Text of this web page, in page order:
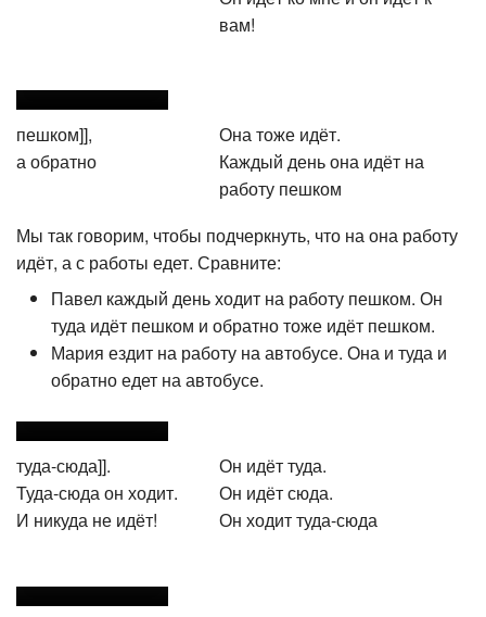
вам!
пешком]],
а обратно
Она тоже идёт.
Каждый день она идёт на
работу пешком
Мы так говорим, чтобы подчеркнуть, что на она работу
идёт, а с работы едет. Сравните:
Павел каждый день ходит на работу пешком. Он
туда идёт пешком и обратно тоже идёт пешком.
Мария ездит на работу на автобусе. Она и туда и
обратно едет на автобусе.
туда-сюда]].
Туда-сюда он ходит.
И никуда не идёт!
Он идёт туда.
Он идёт сюда.
Он ходит туда-сюда